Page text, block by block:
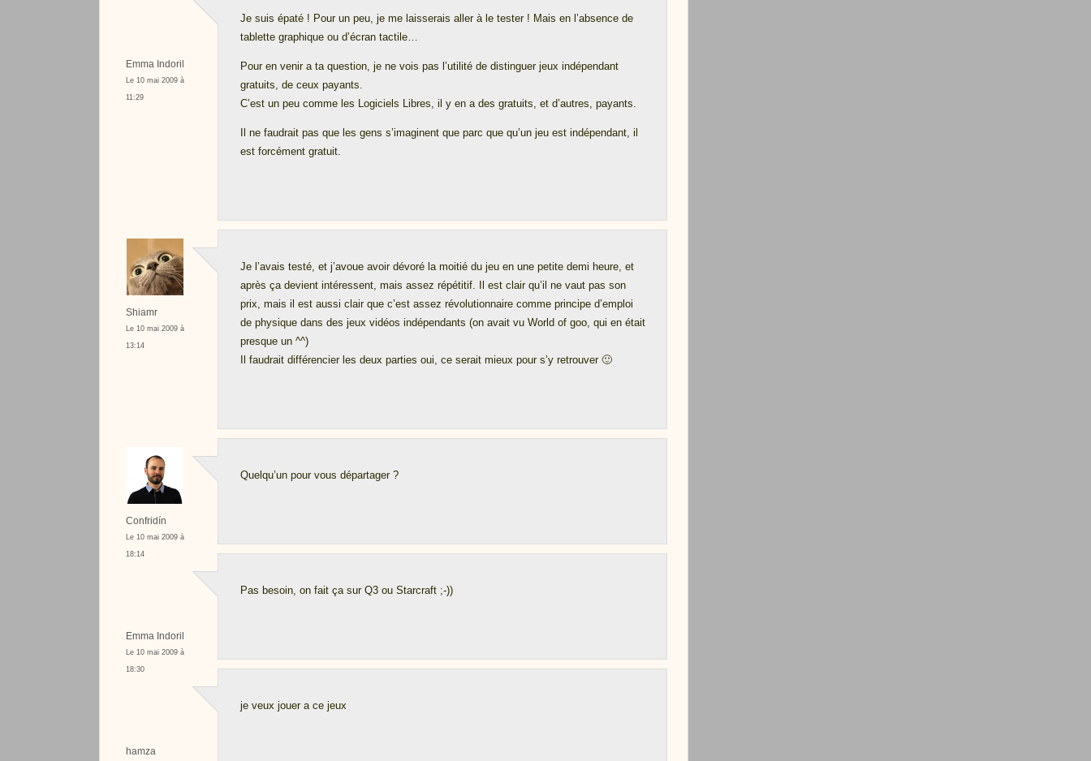
Emma Indoril
Le 10 mai 2009 à
11:29
Je suis épaté ! Pour un peu, je me laisserais aller à le tester ! Mais en l’absence de
tablette graphique ou d’écran tactile…
Pour en venir a ta question, je ne vois pas l’utilité de distinguer jeux indépendant
gratuits, de ceux payants.
C’est un peu comme les Logiciels Libres, il y en a des gratuits, et d’autres, payants.
Il ne faudrait pas que les gens s’imaginent que parc que qu’un jeu est indépendant, il
est forcément gratuit.
Shiamr
Le 10 mai 2009 à
13:14
Je l’avais testé, et j’avoue avoir dévoré la moitié du jeu en une petite demi heure, et
après ça devient intéressent, mais assez répétitif. Il est clair qu’il ne vaut pas son
prix, mais il est aussi clair que c’est assez révolutionnaire comme principe d’emploi
de physique dans des jeux vidéos indépendants (on avait vu World of goo, qui en était
presque un ^^)
Il faudrait différencier les deux parties oui, ce serait mieux pour s’y retrouver 🙂
Confridín
Le 10 mai 2009 à
18:14
Quelqu’un pour vous départager ?
Emma Indoril
Le 10 mai 2009 à
18:30
Pas besoin, on fait ça sur Q3 ou Starcraft ;-))
hamza
je veux jouer a ce jeux